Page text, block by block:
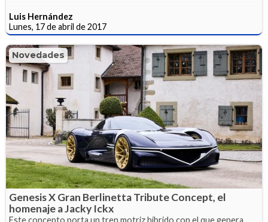
Luis Hernández
Lunes, 17 de abril de 2017
Novedades
Genesis X Gran Berlinetta Tribute Concept, el
homenaje a Jacky Ickx